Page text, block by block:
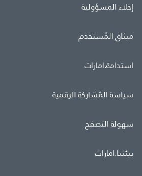
إخلاء المسؤولية
ميثاق المُستخدم
استدامة.امارات
سياسة المُشاركة الرقمية
سهولة التصفح
بيئتنا.امارات